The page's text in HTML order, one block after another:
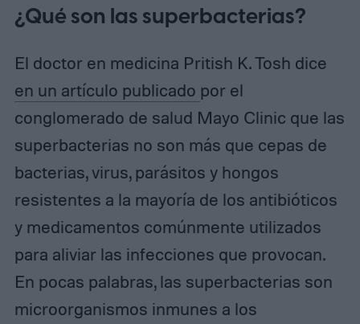
¿Qué son las superbacterias?
El doctor en medicina Pritish K. Tosh dice
en un artículo publicado por el
conglomerado de salud Mayo Clinic que las
superbacterias no son más que cepas de
bacterias, virus, parásitos y hongos
resistentes a la mayoría de los antibióticos
y medicamentos comúnmente utilizados
para aliviar las infecciones que provocan.
En pocas palabras, las superbacterias son
microorganismos inmunes a los